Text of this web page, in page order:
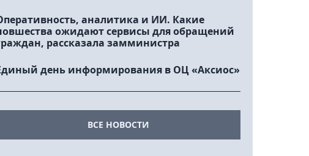
аналитика и ИИ. Какие
ожидают сервисы для обращений
рассказала замминистра
день информирования в ОЦ «Аксиос»
ВСЕ НОВОСТИ